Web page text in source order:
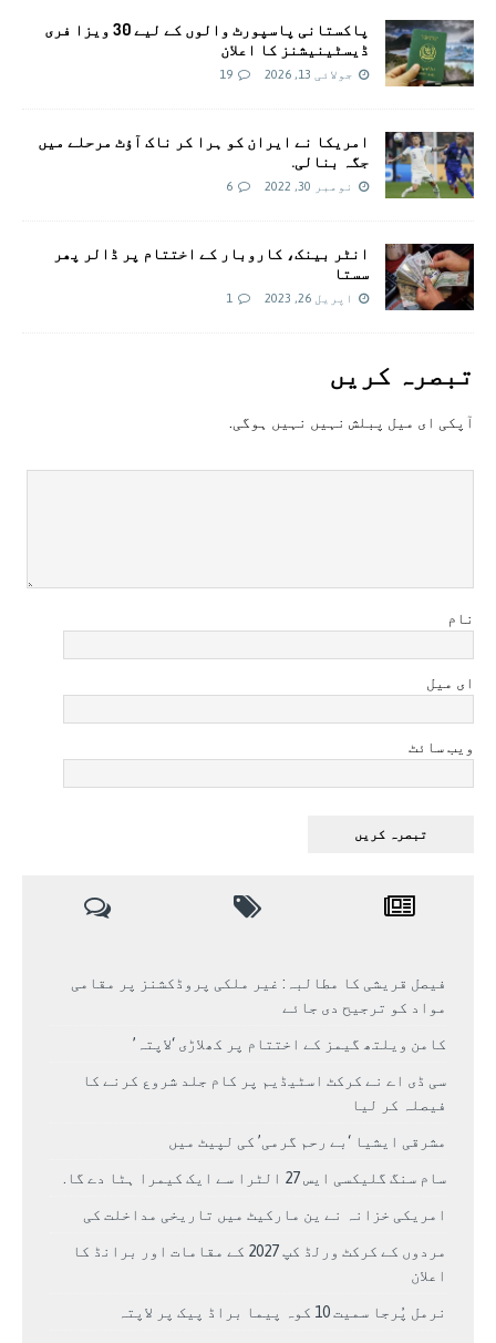
پاکستانی پاسپورٹ والوں کے لیے 30 ویزا فری
ڈیسٹینیشنز کا اعلان
جولائی 13, 2026 19
امریکا نے ایران کو ہرا کر ناک آؤٹ مرحلے میں
جگہ بنالی.
نومبر 30, 2022 6
انٹر بینک، کاروبار کے اختتام پر ڈالر پھر
سستا
اپریل 26, 2023 1
تبصرہ کريں
آپکی ای ميل پبلش نہيں نہيں ہوگی.
نام
ای میل
ویب سائٹ
فیصل قریشی کا مطالبہ: غیر ملکی پروڈکشنز پر مقامی
مواد کو ترجیح دی جائے
کامن ویلتھ گیمز کے اختتام پر کھلاڑی ‘لاپتہ’
سی ڈی اے نے کرکٹ اسٹیڈیم پر کام جلد شروع کرنے کا
فیصلہ کر لیا
مشرقی ایشیا ‘بے رحم گرمی’ کی لپیٹ میں
سام سنگ گلیکسی ایس 27 الٹرا سے ایک کیمرا ہٹا دے گا.
امریکی خزانہ نے ین مارکیٹ میں تاریخی مداخلت کی
مردوں کے کرکٹ ورلڈ کپ 2027 کے مقامات اور برانڈ کا
اعلان
نرمل پُرجا سمیت 10 کوہ پیما براڈ پیک پر لاپتہ